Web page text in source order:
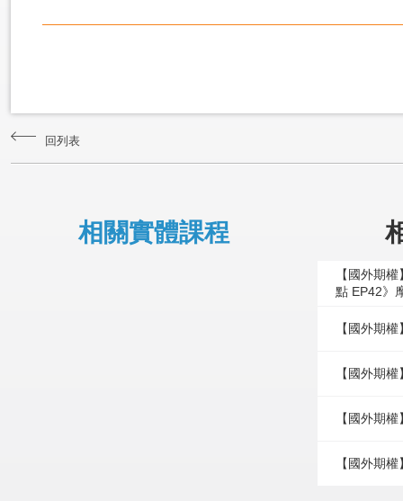
回列表
相關實體課程
【國外期
點 EP42》
【國外期
【國外期
【國外期
【國外期